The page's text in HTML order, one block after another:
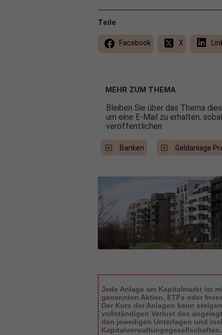
Teile
Facebook X
MEHR ZUM THEMA
Bleiben Sie über das Thema
um eine E-Mail zu erhalten,
veröffentlichen
Banken Geldanlage
Jede Anlage am Kapitalmarkt ist
genannten Aktien, ETFs oder
Der Kurs der Anlagen kann
vollständigen Verlust des
den jeweiligen Unterlagen und
Kapitalverwaltungsgesellschaften.